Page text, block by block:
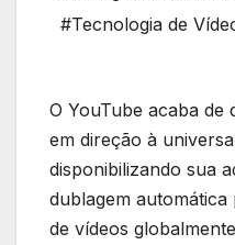
#Tecnologia de
O YouTube acaba de
em direção à
disponibilizando sua
dublagem
de vídeos